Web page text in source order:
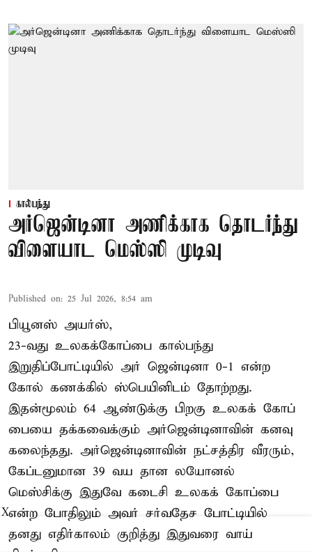
கால்பந்து
அர்ஜென்டினா அணிக்காக தொடர்ந்து
விளையாட மெஸ்ஸி முடிவு
Published on: 25 Jul 2026, 8:54 am
பியூனஸ் அயர்ஸ்,
23-வது உலகக்கோப்பை கால்பந்து
இறுதிப்போட்டியில் அர் ஜென்டினா 0-1 என்ற
கோல் கணக்கில் ஸ்பெயினிடம் தோற்றது.
இதன்மூலம் 64 ஆண்டுக்கு பிறகு உலகக் கோப்
பையை தக்கவைக்கும் அர்ஜென்டினாவின் கனவு
கலைந்தது. அர்ஜென்டினாவின் நட்சத்திர வீரரும்,
கேப்டனுமான 39 வய தான லயோனல்
மெஸ்சிக்கு இதுவே கடைசி உலகக் கோப்பை
என்ற போதிலும் அவர் சர்வதேச போட்டியில்
தனது எதிர்காலம் குறித்து இதுவரை வாய்
X